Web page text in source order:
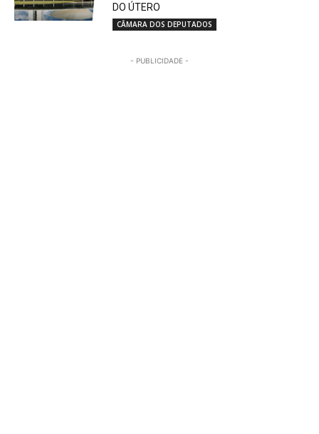
DO ÚTERO
CÂMARA DOS DEPUTADOS
- PUBLICIDADE -